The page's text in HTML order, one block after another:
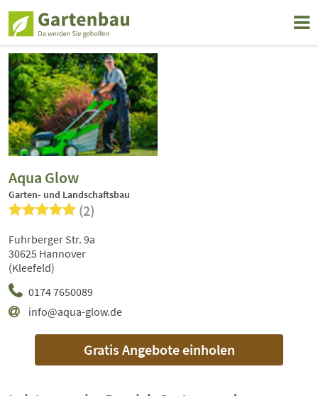
Aqua Glow
Garten- und Landschaftsbau
(2)
0174 7650089
info@aqua-glow.de
Fuhrberger Str. 9a
30625 Hannover
(Kleefeld)
Gratis Angebote einholen